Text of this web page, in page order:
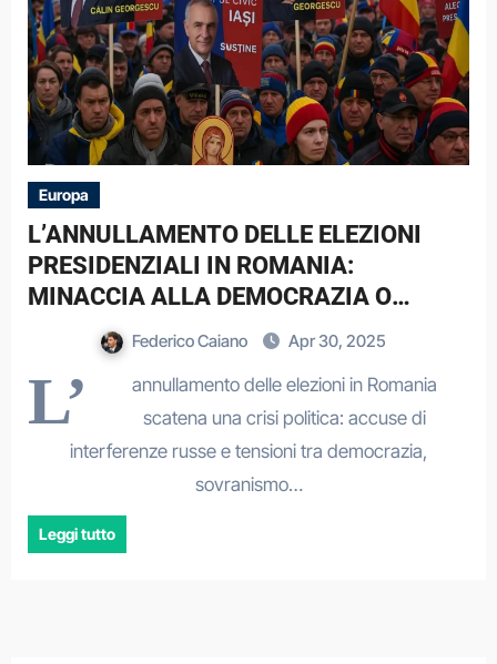
Europa
L’ANNULLAMENTO DELLE ELEZIONI
PRESIDENZIALI IN ROMANIA:
MINACCIA ALLA DEMOCRAZIA O
TUTELA DELL’ORDINE LIBERALE?
Federico Caiano Apr 30, 2025
L’
annullamento delle elezioni in Romania
scatena una crisi politica: accuse di
interferenze russe e tensioni tra democrazia,
sovranismo…
Leggi tutto